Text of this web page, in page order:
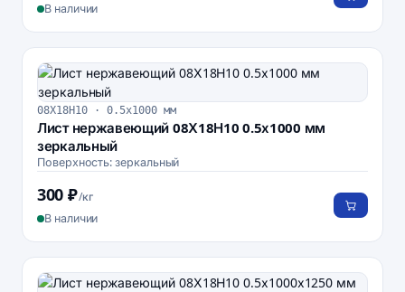
В наличии
08Х18Н10 · 0.5х1000 мм
Лист нержавеющий 08Х18Н10 0.5х1000 мм
зеркальный
Поверхность: зеркальный
300 ₽/кг
В наличии